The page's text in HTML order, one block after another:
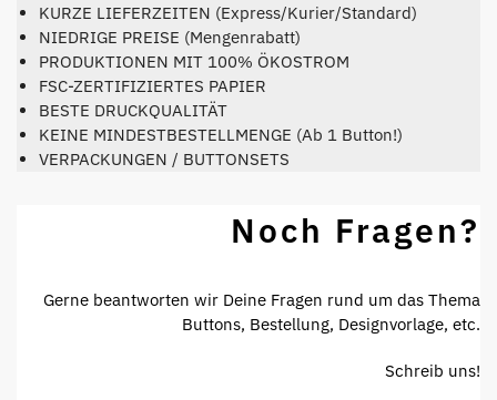
KURZE LIEFERZEITEN (Express/Kurier/Standard)
NIEDRIGE PREISE (Mengenrabatt)
PRODUKTIONEN MIT 100% ÖKOSTROM
FSC-ZERTIFIZIERTES PAPIER
BESTE DRUCKQUALITÄT
KEINE MINDESTBESTELLMENGE (Ab 1 Button!)
VERPACKUNGEN / BUTTONSETS
Noch Fragen?
Gerne beantworten wir Deine Fragen rund um das Thema
Buttons, Bestellung, Designvorlage, etc.
Schreib uns!